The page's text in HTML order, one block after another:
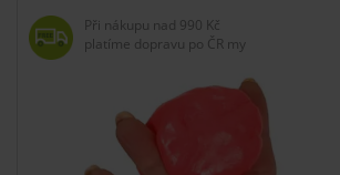
Při nákupu nad 990 Kč
platíme dopravu po ČR my